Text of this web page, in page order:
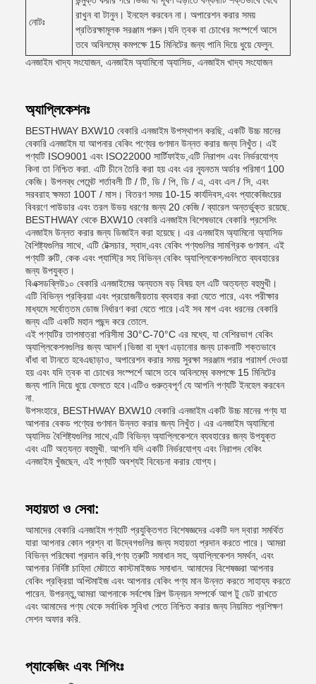
নোটঃ
রাখুন বা টানুন। ইনহেল করবেন না। অপারেশন করার সময়
প্রতিরক্ষামূলক সরঞ্জাম পরুন।যদি ত্বক বা চোখের সংস্পর্শে আসে
তবে অবিলম্বে কমপক্ষে 15 মিনিটের জন্য পানি দিয়ে ধুয়ে ফেলুন.
এনজাইম খাদ্য সংযোজন, এনজাইম অ্যামিনো অ্যাসিড, এনজাইম খাদ্য সংযোজন
অ্যাপ্লিকেশনঃ
BESTHWAY BXW10 বেকারি এনজাইম উপস্থাপন করছি, একটি উচ্চ মানের
বেকারি এনজাইম যা আপনার বেকিং পণ্যের গুণমান উন্নত করার জন্য নিখুঁত। এই
পণ্যটি ISO9001 এবং ISO22000 সার্টিফাইড,এটি নিরাপদ এবং নির্ভরযোগ্য
কিনা তা নিশ্চিত করা. এটি চীনে তৈরি করা হয় এবং এর ন্যূনতম অর্ডার পরিমাণ 100
কেজি। উপলব্ধ পেমেন্ট শর্তাবলী টি / টি, ডি / পি, ডি / এ, এবং এল / সি, এবং
সরবরাহ ক্ষমতা 100T / মাস। বিতরণ সময় 10-15 কার্যদিবস,এবং প্যাকেজিংয়ের
বিবরণে পাউডার এবং তরল উভয় ধরণের জন্য 20 কেজি / ব্যারেল অন্তর্ভুক্ত রয়েছে.
BESTHWAY থেকে BXW10 বেকারি এনজাইম বিশেষভাবে বেকারি প্রসেসিং
এনজাইম উন্নত করার জন্য ডিজাইন করা হয়েছে। এর এনজাইম অ্যামিনো অ্যাসিড
বৈশিষ্ট্যগুলির সাথে, এটি টেক্সচার, স্বাদ,এবং বেকিং পণ্যগুলির সামগ্রিক গুণমান. এই
পণ্যটি রুটি, কেক এবং প্যাস্ট্রি সহ বিভিন্ন বেকিং অ্যাপ্লিকেশনগুলিতে ব্যবহারের
জন্য উপযুক্ত।
বিএক্সডব্লিউ১০ বেকারি এনজাইমের অন্যতম বড় বিষয় হল এটি অত্যন্ত বহুমুখী।
এটি বিভিন্ন প্রক্রিয়া এবং প্রয়োজনীয়তায় ব্যবহার করা যেতে পারে, এবং পরীক্ষার
মাধ্যমে সর্বোত্তম ডোজ নির্ধারণ করা যেতে পারে।এই সব মাপ এবং ধরনের বেকারি
জন্য এটি একটি মহান পছন্দ করে তোলে.
এই পণ্যটির তাপমাত্রা পরিসীমা 30°C-70°C এর মধ্যে, যা বেশিরভাগ বেকিং
অ্যাপ্লিকেশনগুলির জন্য আদর্শ।ভিজা বা দূষণ এড়ানোর জন্য ঢাকনাটি শক্তভাবে
বাঁধা বা টানতে হবেএছাড়াও, অপারেশন করার সময় সুরক্ষা সরঞ্জাম পরার পরামর্শ দেওয়া
হয় এবং যদি ত্বক বা চোখের সংস্পর্শে আসে তবে অবিলম্বে কমপক্ষে 15 মিনিটের
জন্য পানি দিয়ে ধুয়ে ফেলতে হবে।এটিও গুরুত্বপূর্ণ যে আপনি পণ্যটি ইনহেল করবেন
না.
উপসংহারে, BESTHWAY BXW10 বেকারি এনজাইম একটি উচ্চ মানের পণ্য যা
আপনার বেকড পণ্যের গুণমান উন্নত করার জন্য নিখুঁত। এর এনজাইম অ্যামিনো
অ্যাসিড বৈশিষ্ট্যগুলির সাথে,এটি বিভিন্ন অ্যাপ্লিকেশনে ব্যবহারের জন্য উপযুক্ত
এবং এটি অত্যন্ত বহুমুখী. আপনি যদি একটি নির্ভরযোগ্য এবং নিরাপদ বেকিং
এনজাইম খুঁজছেন, এই পণ্যটি অবশ্যই বিবেচনা করার যোগ্য।
সহায়তা ও সেবা:
আমাদের বেকারি এনজাইম পণ্যটি প্রযুক্তিগত বিশেষজ্ঞদের একটি দল দ্বারা সমর্থিত
যারা আপনার কোন প্রশ্ন বা উদ্বেগগুলির জন্য সহায়তা প্রদান করতে পারে। আমরা
বিভিন্ন পরিষেবা প্রদান করি,পণ্য ত্রুটি সমাধান সহ, অ্যাপ্লিকেশন সমর্থন, এবং
আপনার নির্দিষ্ট চাহিদা মেটাতে কাস্টমাইজড সমাধান. আমাদের বিশেষজ্ঞরা আপনার
বেকিং প্রক্রিয়া অপ্টিমাইজ এবং আপনার বেকিং পণ্য মান উন্নত করতে সাহায্য করতে
পারেন. উপরন্তু,আমরা আপনাকে সর্বশেষ শিল্প উন্নয়ন সম্পর্কে আপ টু ডেট রাখতে
এবং আমাদের পণ্য থেকে সর্বাধিক সুবিধা পেতে নিশ্চিত করার জন্য নিয়মিত প্রশিক্ষণ
সেশন অফার করি.
প্যাকেজিং এবং শিপিংঃ